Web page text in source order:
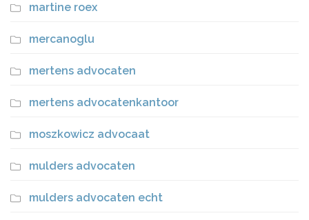
martine roex
mercanoglu
mertens advocaten
mertens advocatenkantoor
moszkowicz advocaat
mulders advocaten
mulders advocaten echt